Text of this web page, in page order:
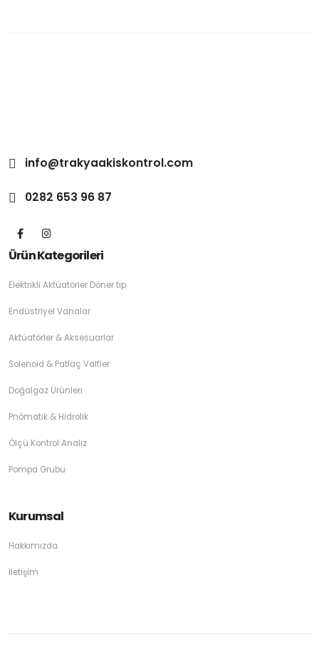
info@trakyaakiskontrol.com
0282 653 96 87
Ürün Kategorileri
Elektrikli Aktüatörler Döner tip
Endüstriyel Vanalar
Aktüatörler & Aksesuarlar
Solenoid & Patlaç Valfler
Doğalgaz Ürünleri
Pnömatik & Hidrolik
Ölçü Kontrol Analiz
Pompa Grubu
Kurumsal
Hakkımızda
İletişim